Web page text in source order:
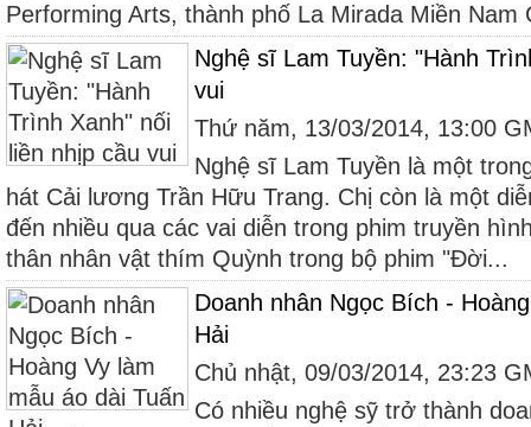
Performing Arts, thành phố La Mirada Miền Nam
Nghệ sĩ Lam Tuyền: "Hành
vui
Thứ năm, 13/03/2014, 13:00
Nghệ sĩ Lam Tuyền là một
hát Cải lương Trần Hữu Trang. Chị còn là một
đến nhiều qua các vai diễn trong phim truyền
thân nhân vật thím Quỳnh trong bộ phim "Đời...
Doanh nhân Ngọc Bích -
Hải
Chủ nhật, 09/03/2014, 23:23
Có nhiều nghệ sỹ trở thành